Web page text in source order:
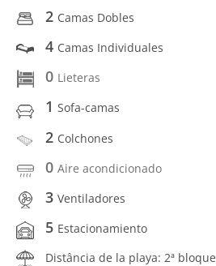
2 Camas Dobles
4 Camas Individuales
0 Lieteras
1 Sofa-camas
2 Colchones
0 Aire acondicionado
3 Ventiladores
5 Estacionamiento
Distância de la playa: 2ª bloque